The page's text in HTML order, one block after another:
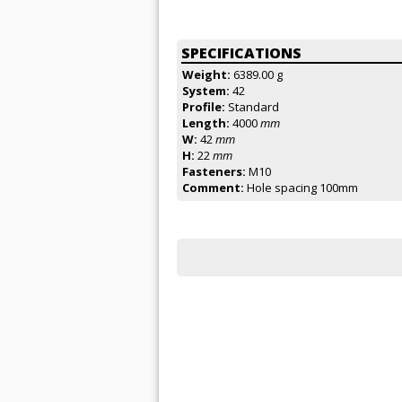
SPECIFICATIONS
Weight: 6389.00 g
System: 42
Profile: Standard
Length: 4000mm
W: 42mm
H: 22mm
Fasteners: M10
Comment: Hole spacing 100mm